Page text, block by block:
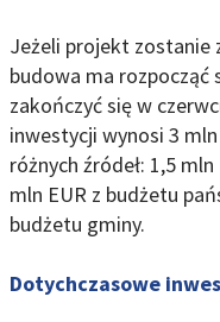
Jeżeli projekt zostanie
budowa ma rozpocząć
zakończyć się w
inwestycji wynosi 3
różnych źródeł: 1,5
mln EUR z budżetu
budżetu gminy.
Dotychczasowe